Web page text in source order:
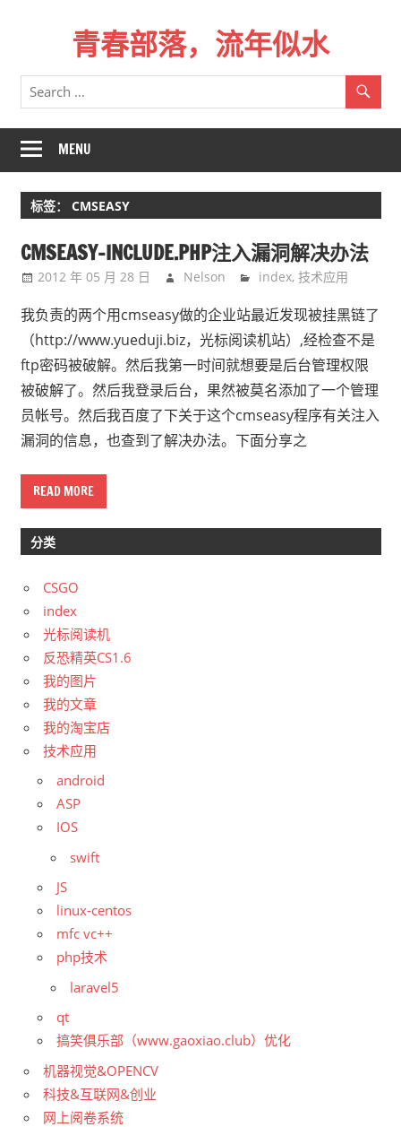
青春部落，流年似水
青
春
一
场
远
行，
记
不
起
来
的
路。
MENU
标签： CMSEASY
CMSEASY-INCLUDE.PHP注入漏洞解决办法
2012 年 05 月 28 日 Nelson index,技术应用
我负责的两个用cmseasy做的企业站最近发现被挂黑链了
（http://www.yueduji.biz，光标阅读机站）,经检查不是
ftp密码被破解。然后我第一时间就想要是后台管理权限
被破解了。然后我登录后台，果然被莫名添加了一个管理
员帐号。然后我百度了下关于这个cmseasy程序有关注入
漏洞的信息，也查到了解决办法。下面分享之
READ MORE
分类
CSGO
index
光标阅读机
反恐精英CS1.6
我的图片
我的文章
我的淘宝店
技术应用
android
ASP
IOS
swift
JS
linux-centos
mfc vc++
php技术
laravel5
qt
搞笑俱乐部（www.gaoxiao.club）优化
机器视觉&OPENCV
科技&互联网&创业
网上阅卷系统